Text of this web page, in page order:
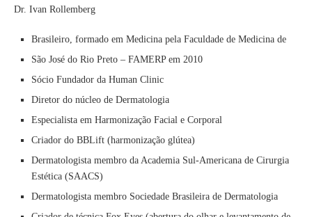
Dr. Ivan Rollemberg
Brasileiro, formado em Medicina pela Faculdade de Medicina de
São José do Rio Preto – FAMERP em 2010
Sócio Fundador da Human Clinic
Diretor do núcleo de Dermatologia
Especialista em Harmonização Facial e Corporal
Criador do BBLift (harmonização glútea)
Dermatologista membro da Academia Sul-Americana de Cirurgia
Estética (SAACS)
Dermatologista membro Sociedade Brasileira de Dermatologia